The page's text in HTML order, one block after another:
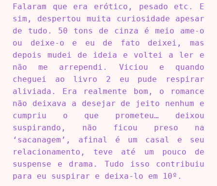
Falaram que era erótico, pesado etc. E
sim, despertou muita curiosidade apesar
de tudo. 50 tons de cinza é meio ame-o
ou deixe-o e eu de fato deixei, mas
depois mudei de ideia e voltei a ler e
não me arrependi. Viciou e quando
cheguei ao livro 2 eu pude respirar
aliviada. Era realmente bom, o romance
não deixava a desejar de jeito nenhum e
cumpriu o que prometeu… deixou
suspirando, não ficou preso na
‘sacanagem’, afinal é um casal e seu
relacionamento, teve até um pouco de
suspense e drama. Tudo isso contribuiu
para eu suspirar e deixa-lo em 10º.